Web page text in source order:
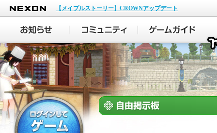
NEXON
【メイプルストーリー】CROWNアップデート